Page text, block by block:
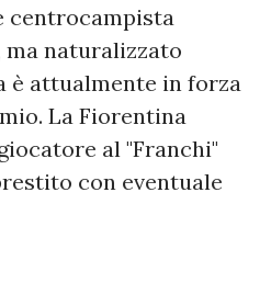
centrocampista
ma naturalizzato
è attualmente in forza
La Fiorentina
al "Franchi"
con eventuale